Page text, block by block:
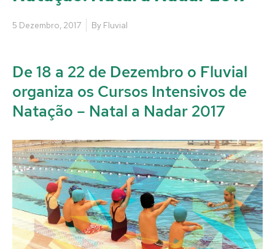
5 Dezembro, 2017 By Fluvial
De 18 a 22 de Dezembro o Fluvial
organiza os Cursos Intensivos de
Natação – Natal a Nadar 2017